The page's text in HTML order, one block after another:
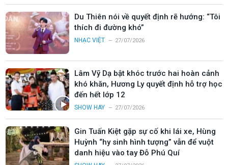
Du Thiên nói về quyết định rẽ hướng: “Tôi
thích đi đường khó”
NHẠC VIỆT 27/07/2026
Lâm Vỹ Dạ bật khóc trước hai hoàn cảnh
khó khăn, Hương Ly quyết định hỗ trợ học
đến hết lớp 12
SHOW HAY 27/07/2026
Gin Tuấn Kiệt gặp sự cố khi lái xe, Hùng
Huỳnh “hy sinh hình tượng” vẫn để vuột
danh hiệu vào tay Đỗ Phú Quí